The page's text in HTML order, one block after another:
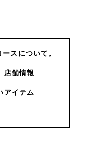
スについて。
店舗情報
アイテム